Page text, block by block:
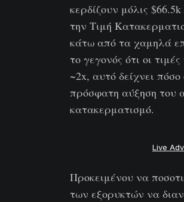
κερδίζουν μόλις
την Τιμή
κάτω από τα χαμηλά
το γεγονός ότι οι
~2x, αυτό δείχνει
πρόσφατη αύξηση του
κατακερματισμό.
Live
Προκειμένου να
των εξορυκτών να